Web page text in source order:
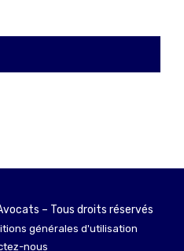
– Tous droits réservés
générales d'utilisation
nous